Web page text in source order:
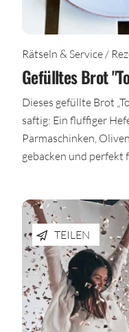
Rätseln & Service /
Gefülltes Brot
Dieses gefüllte Brot
saftig: Ein fluffiger
Parmaschinken,
gebacken und perfekt
TEILEN